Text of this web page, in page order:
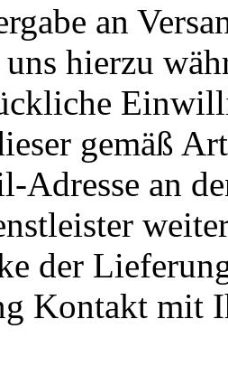
an
hierzu
gemäß
Adresse an
der
Kontakt mit